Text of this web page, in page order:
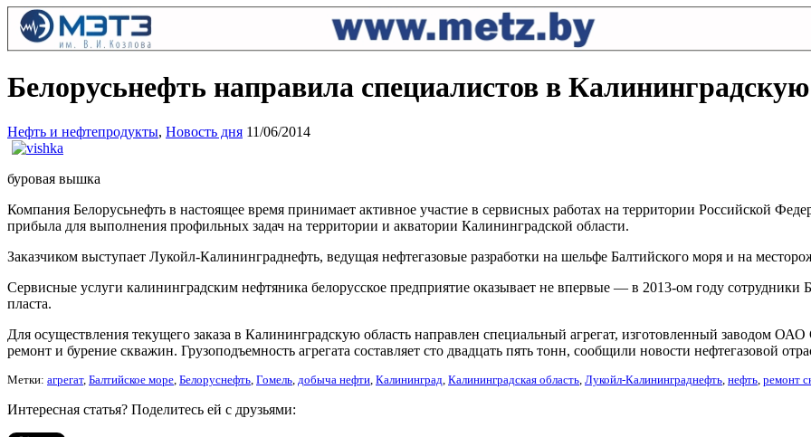
Белорусьнефть направила специалистов в
Нефть и нефтепродукты, Новость дня 11/06/2014
буровая вышка
Компания Белорусьнефть в настоящее время принимает активное участие в сервисных работах на территории Российской
прибыла для выполнения профильных задач на территории и акватории Калининградской области.
Заказчиком выступает Лукойл-Калининграднефть, ведущая нефтегазовые разработки на шельфе Балтийского моря и на
Сервисные услуги калининградским нефтяника белорусское предприятие оказывает не впервые — в 2013-ом году
пласта.
Для осуществления текущего заказа в Калининградскую область направлен специальный агрегат, изготовленный заводом
ремонт и бурение скважин. Грузоподъемность агрегата составляет сто двадцать пять тонн, сообщили новости нефтегазовой
Метки: агрегат, Балтийское море, Белоруснефть, Гомель, добыча нефти, Калининград, Калининградская область, Лукойл-Калининграднефть, нефть, ремонт
Интересная статья? Поделитесь ей с друзьями: